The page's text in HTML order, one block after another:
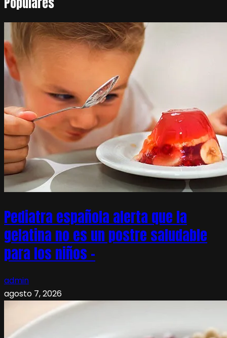
Pediatra española alerta que la
gelatina no es un postre saludable
para los niños –
admin
agosto 7, 2026